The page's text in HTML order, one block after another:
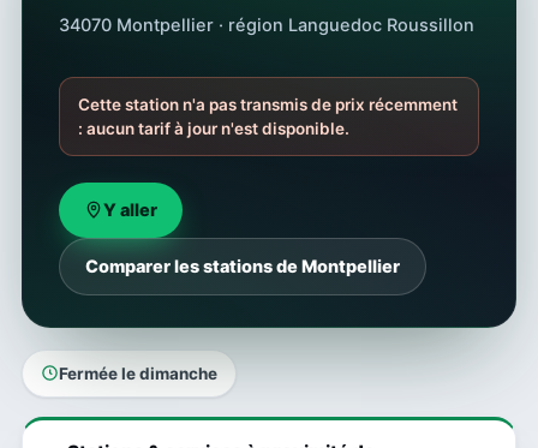
34070 Montpellier · région Languedoc Roussillon
Cette station n'a pas transmis de prix récemment
: aucun tarif à jour n'est disponible.
Y aller
Comparer les stations de Montpellier
Fermée le dimanche